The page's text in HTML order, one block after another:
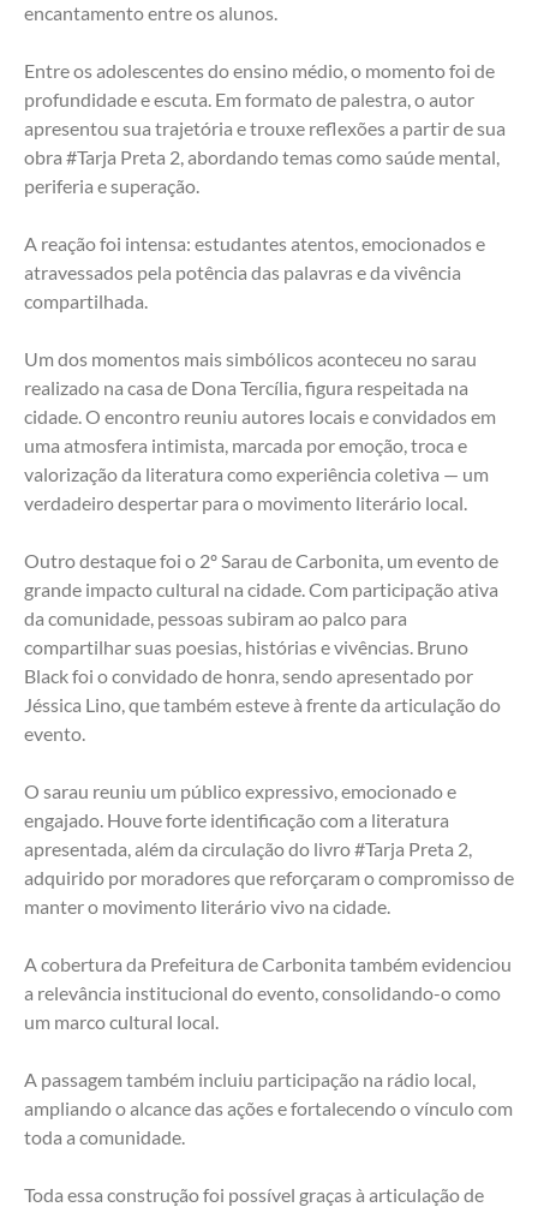
encantamento entre os alunos.
Entre os adolescentes do ensino médio, o momento foi de
profundidade e escuta. Em formato de palestra, o autor
apresentou sua trajetória e trouxe reflexões a partir de sua
obra #Tarja Preta 2, abordando temas como saúde mental,
periferia e superação.
A reação foi intensa: estudantes atentos, emocionados e
atravessados pela potência das palavras e da vivência
compartilhada.
Um dos momentos mais simbólicos aconteceu no sarau
realizado na casa de Dona Tercília, figura respeitada na
cidade. O encontro reuniu autores locais e convidados em
uma atmosfera intimista, marcada por emoção, troca e
valorização da literatura como experiência coletiva — um
verdadeiro despertar para o movimento literário local.
Outro destaque foi o 2º Sarau de Carbonita, um evento de
grande impacto cultural na cidade. Com participação ativa
da comunidade, pessoas subiram ao palco para
compartilhar suas poesias, histórias e vivências. Bruno
Black foi o convidado de honra, sendo apresentado por
Jéssica Lino, que também esteve à frente da articulação do
evento.
O sarau reuniu um público expressivo, emocionado e
engajado. Houve forte identificação com a literatura
apresentada, além da circulação do livro #Tarja Preta 2,
adquirido por moradores que reforçaram o compromisso de
manter o movimento literário vivo na cidade.
A cobertura da Prefeitura de Carbonita também evidenciou
a relevância institucional do evento, consolidando-o como
um marco cultural local.
A passagem também incluiu participação na rádio local,
ampliando o alcance das ações e fortalecendo o vínculo com
toda a comunidade.
Toda essa construção foi possível graças à articulação de